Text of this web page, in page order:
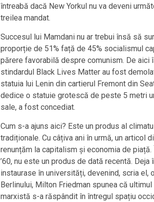
întreabă dacă New Yorkul nu va deveni
treilea mandat.
Succesul lui Mamdani nu ar trebui însă să
proporție de 51% față de 45% socialismul
părere favorabilă despre comunism. De
stindardul Black Lives Matter au fost
statuia lui Lenin din cartierul Fremont din
dedice o statuie grotescă de peste 5 metri
sale, a fost concediat.
Cum s-a ajuns aici? Este un produs al
tradiționale. Cu câțiva ani în urmă, un articol
renunțăm la capitalism și economia de
’60, nu este un produs de dată recentă.
instaurase în universități, devenind, scria el,
Berlinului, Milton Friedman spunea că
marxistă s-a răspândit în întregul spațiu